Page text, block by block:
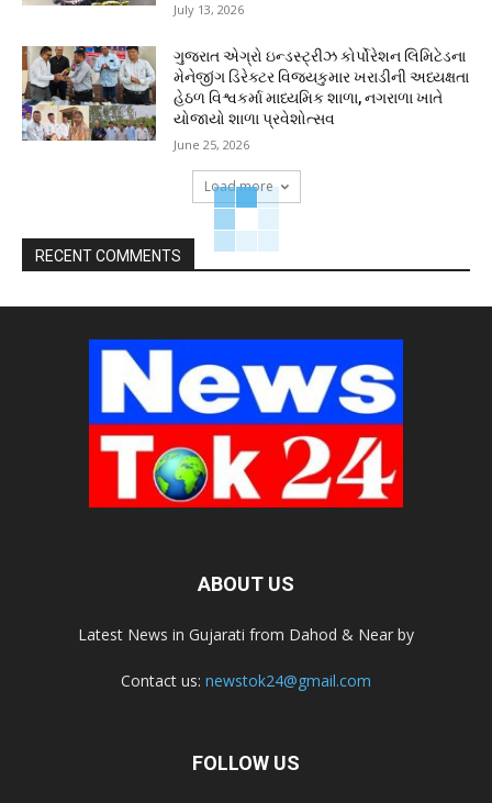
July 13, 2026
ગુજરાત એગ્રો ઇન્ડસ્ટ્રીઝ કોર્પોરેશન લિમિટેડના
મેનેજીંગ ડિરેક્ટર વિજયકુમાર ખરાડીની અધ્યક્ષતા
હેઠળ વિશ્વકર્મા માધ્યમિક શાળા, નગરાળા ખાતે
યોજાયો શાળા પ્રવેશોત્સવ
June 25, 2026
Load more
RECENT COMMENTS
ABOUT US
Latest News in Gujarati from Dahod & Near by
Contact us: newstok24@gmail.com
FOLLOW US